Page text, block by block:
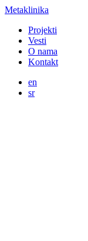
Metaklinika
Projekti
Vesti
O nama
Kontakt
en
sr